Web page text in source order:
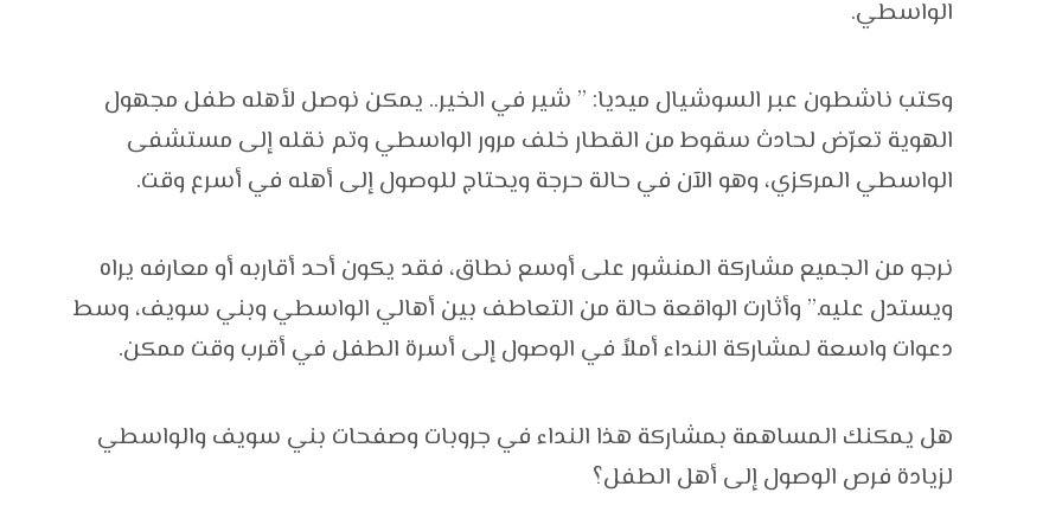
الواسطي.
وكتب ناشطون عبر السوشيال ميديا: ” شير في الخير.. يمكن نوصل لأهله طفل مجهول
الهوية تعرّض لحادث سقوط من القطار خلف مرور الواسطي وتم نقله إلى مستشفى
الواسطي المركزي، وهو الآن في حالة حرجة ويحتاج للوصول إلى أهله في أسرع وقت.
نرجو من الجميع مشاركة المنشور على أوسع نطاق، فقد يكون أحد أقاربه أو معارفه يراه
ويستدل عليه.” وأثارت الواقعة حالة من التعاطف بين أهالي الواسطي وبني سويف، وسط
دعوات واسعة لمشاركة النداء أملاً في الوصول إلى أسرة الطفل في أقرب وقت ممكن.
هل يمكنك المساهمة بمشاركة هذا النداء في جروبات وصفحات بني سويف والواسطي
لزيادة فرص الوصول إلى أهل الطفل؟